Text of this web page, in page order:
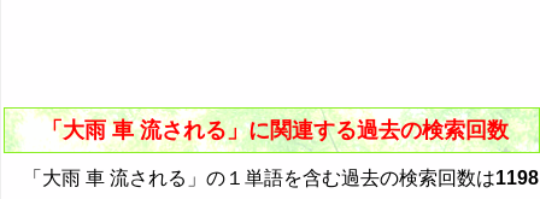
「大雨 車 流される」に関連する過去の検索回数
「大雨 車 流される」の１単語を含む過去の検索回数は1198